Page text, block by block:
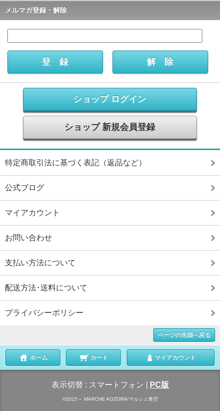
メルマガ登録・解除
ショップ ログイン
ショップ 新規会員登録
特定商取引法に基づく表記（返品など）
公式ブログ
マイアカウント
お問い合わせ
支払い方法について
配送方法･送料について
プライバシーポリシー
ページの先頭へ戻る
ホーム カート マイアカウント
表示切替 : スマートフォン PC版
©2015～ MARCHE AOZORA/マルシェ青空